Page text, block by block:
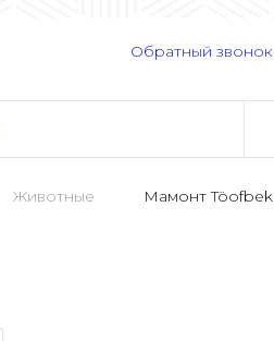
Обратный звонок
Животные Мамонт Töofbek